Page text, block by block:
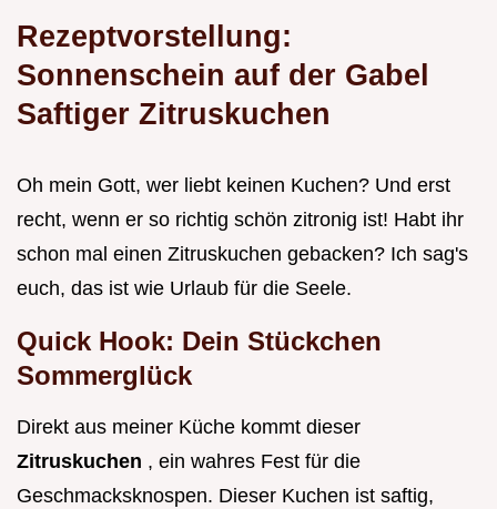
Rezeptvorstellung:
Sonnenschein auf der Gabel
Saftiger Zitruskuchen
Oh mein Gott, wer liebt keinen Kuchen? Und erst
recht, wenn er so richtig schön zitronig ist! Habt ihr
schon mal einen Zitruskuchen gebacken? Ich sag's
euch, das ist wie Urlaub für die Seele.
Quick Hook: Dein Stückchen
Sommerglück
Direkt aus meiner Küche kommt dieser
Zitruskuchen , ein wahres Fest für die
Geschmacksknospen. Dieser Kuchen ist saftig,